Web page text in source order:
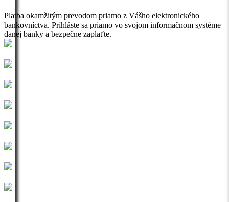
Platba okamžitým prevodom priamo z Vášho elektronického
bankovníctva. Príhláste sa priamo vo svojom informačnom systéme
danej banky a bezpečne zaplaťte.